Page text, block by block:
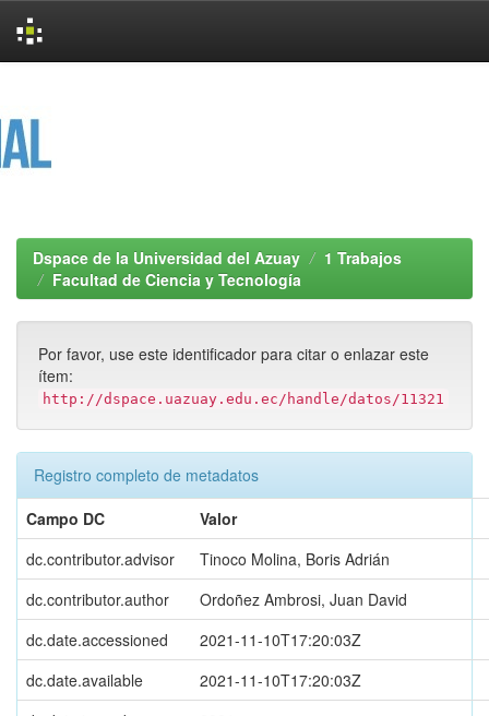
Dspace de la Universidad del Azuay
1 Trabajos
Facultad de Ciencia y Tecnología
Por favor, use este identificador para citar o enlazar este
ítem:
http://dspace.uazuay.edu.ec/handle/datos/11321
Registro completo de metadatos
Campo DC
Valor
dc.contributor.advisor
Tinoco Molina, Boris Adrián
dc.contributor.author
Ordoñez Ambrosi, Juan David
dc.date.accessioned
2021-11-10T17:20:03Z
dc.date.available
2021-11-10T17:20:03Z